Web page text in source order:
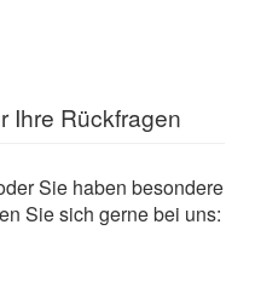
Ihre Rückfragen
Sie haben besondere
Sie sich gerne bei uns: